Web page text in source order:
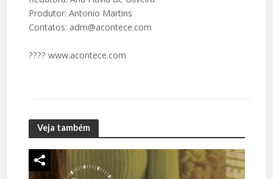
Produtor: Antonio Martins
Contatos: adm@acontece.com
????️ www.acontece.com
Veja também